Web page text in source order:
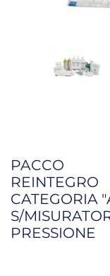
PACCO
REINTEGRO
CATEGORIA
S/
PRESSIONE